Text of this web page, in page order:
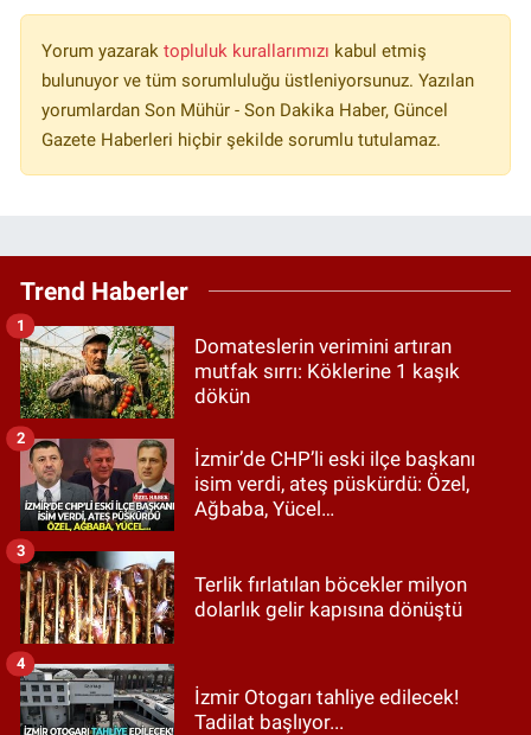
Yorum yazarak topluluk kurallarımızı kabul etmiş
bulunuyor ve tüm sorumluluğu üstleniyorsunuz. Yazılan
yorumlardan Son Mühür - Son Dakika Haber, Güncel
Gazete Haberleri hiçbir şekilde sorumlu tutulamaz.
Trend Haberler
Domateslerin verimini artıran
mutfak sırrı: Köklerine 1 kaşık
dökün
1
İzmir’de CHP’li eski ilçe başkanı
isim verdi, ateş püskürdü: Özel,
Ağbaba, Yücel…
2
Terlik fırlatılan böcekler milyon
dolarlık gelir kapısına dönüştü
3
İzmir Otogarı tahliye edilecek!
Tadilat başlıyor...
4